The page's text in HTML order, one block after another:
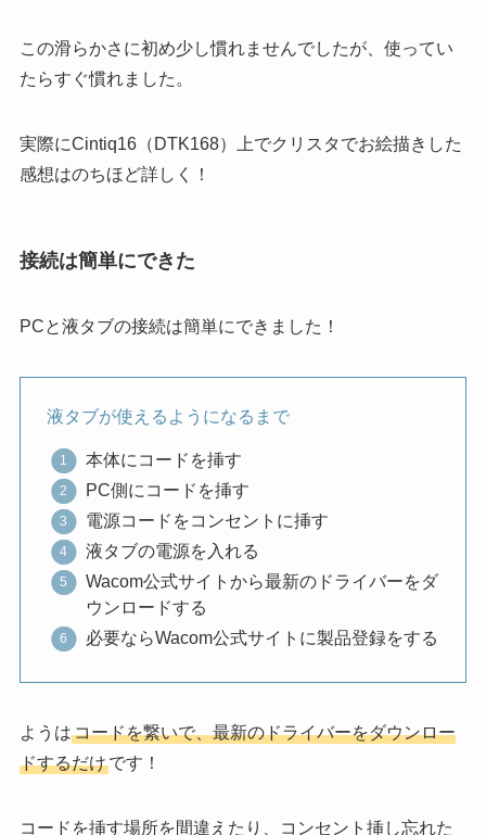
この滑らかさに初め少し慣れませんでしたが、使ってい
たらすぐ慣れました。
実際にCintiq16（DTK168）上でクリスタでお絵描きした
感想はのちほど詳しく！
接続は簡単にできた
PCと液タブの接続は簡単にできました！
液タブが使えるようになるまで
本体にコードを挿す
PC側にコードを挿す
電源コードをコンセントに挿す
液タブの電源を入れる
Wacom公式サイトから最新のドライバーをダ
ウンロードする
必要ならWacom公式サイトに製品登録をする
ようはコードを繋いで、最新のドライバーをダウンロー
ドするだけです！
コードを挿す場所を間違えたり、コンセント挿し忘れた